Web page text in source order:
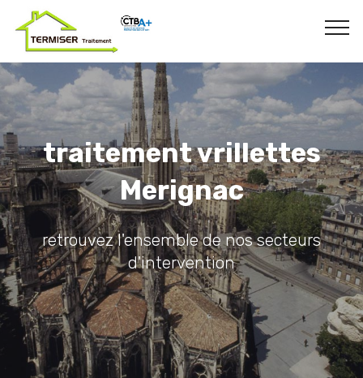
traitement vrillettes
Merignac
retrouvez l'ensemble de nos secteurs
d'intervention